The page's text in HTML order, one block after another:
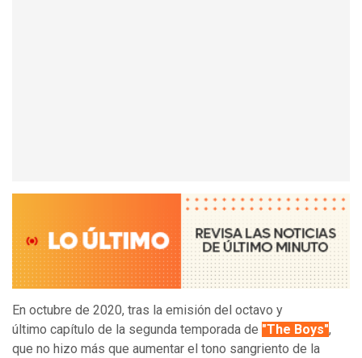
En octubre de 2020, tras la emisión del octavo y
último capítulo de la segunda temporada de "The Boys",
que no hizo más que aumentar el tono sangriento de la